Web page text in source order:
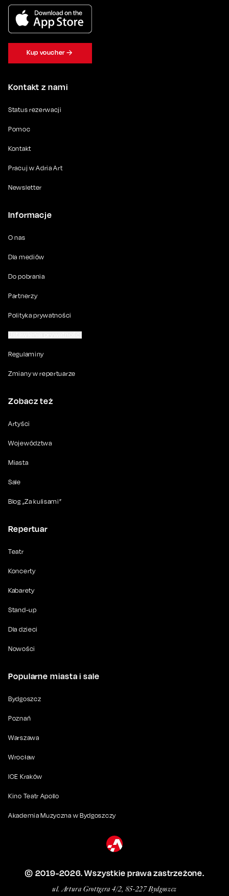
Kontakt z nami
Status rezerwacji
Pomoc
Kontakt
Pracuj w Adria Art
Newsletter
Informacje
O nas
Dla mediów
Do pobrania
Partnerzy
Polityka prywatności
Regulaminy
Zmiany w repertuarze
Zobacz też
Artyści
Województwa
Miasta
Sale
Blog „Za kulisami”
Repertuar
Teatr
Koncerty
Kabarety
Stand-up
Dla dzieci
Nowości
Popularne miasta i sale
Bydgoszcz
Poznań
Warszawa
Wrocław
ICE Kraków
Kino Teatr Apollo
Akademia Muzyczna w Bydgoszczy
Kup voucher
© 2019-2026. Wszystkie prawa zastrzeżone.
ul. Artura Grottgera 4/2, 85-227 Bydgoszcz